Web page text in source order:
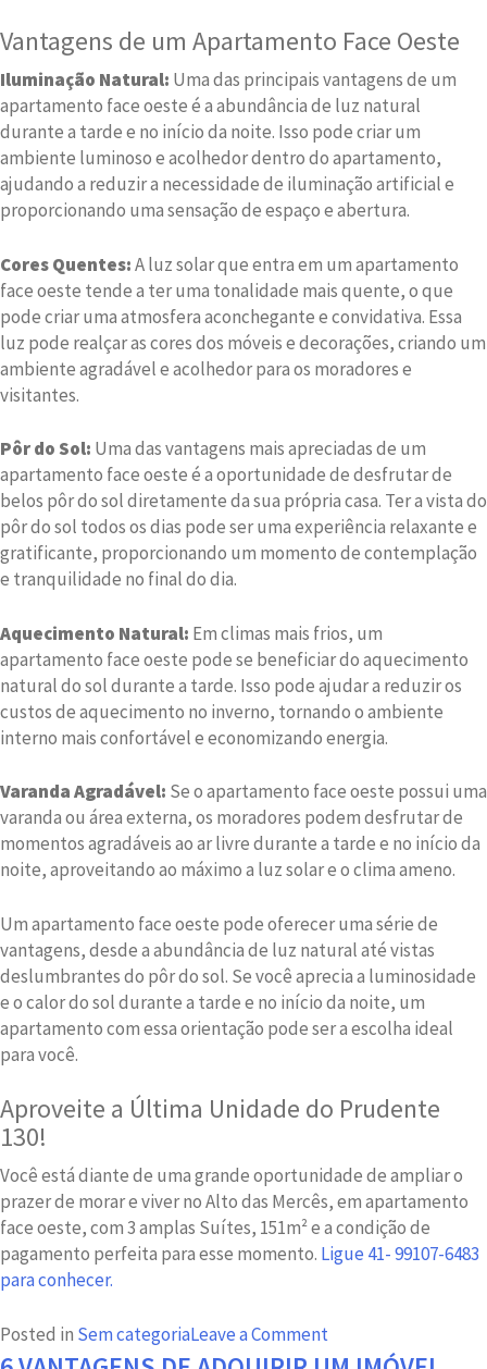
Vantagens de um Apartamento Face Oeste
Iluminação Natural: Uma das principais vantagens de um
apartamento face oeste é a abundância de luz natural
durante a tarde e no início da noite. Isso pode criar um
ambiente luminoso e acolhedor dentro do apartamento,
ajudando a reduzir a necessidade de iluminação artificial e
proporcionando uma sensação de espaço e abertura.
Cores Quentes:A luz solar que entra em um apartamento
face oeste tende a ter uma tonalidade mais quente, o que
pode criar uma atmosfera aconchegante e convidativa. Essa
luz pode realçar as cores dos móveis e decorações, criando um
ambiente agradável e acolhedor para os moradores e
visitantes.
Pôr do Sol: Uma das vantagens mais apreciadas de um
apartamento face oeste é a oportunidade de desfrutar de
belos pôr do sol diretamente da sua própria casa. Ter a vista do
pôr do sol todos os dias pode ser uma experiência relaxante e
gratificante, proporcionando um momento de contemplação
e tranquilidade no final do dia.
Aquecimento Natural: Em climas mais frios, um
apartamento face oeste pode se beneficiar do aquecimento
natural do sol durante a tarde. Isso pode ajudar a reduzir os
custos de aquecimento no inverno, tornando o ambiente
interno mais confortável e economizando energia.
Varanda Agradável: Se o apartamento face oeste possui uma
varanda ou área externa, os moradores podem desfrutar de
momentos agradáveis ao ar livre durante a tarde e no início da
noite, aproveitando ao máximo a luz solar e o clima ameno.
Um apartamento face oeste pode oferecer uma série de
vantagens, desde a abundância de luz natural até vistas
deslumbrantes do pôr do sol. Se você aprecia a luminosidade
e o calor do sol durante a tarde e no início da noite, um
apartamento com essa orientação pode ser a escolha ideal
para você.
Aproveite a Última Unidade do Prudente
130!
Você está diante de uma grande oportunidade de ampliar o
prazer de morar e viver no Alto das Mercês, em apartamento
face oeste, com 3 amplas Suítes, 151m² e a condição de
pagamento perfeita para esse momento. Ligue 41- 99107-6483
para conhecer.
Posted in Sem categoriaLeave a Comment
O